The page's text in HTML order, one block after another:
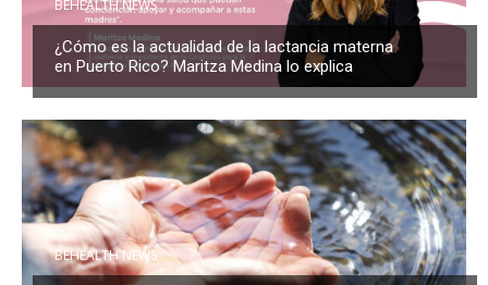
BEHEALTH NEWS
¿Cómo es la actualidad de la lactancia materna
en Puerto Rico? Maritza Medina lo explica
BEHEALTH NEWS